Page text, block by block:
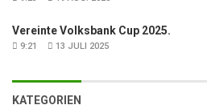
Vereinte Volksbank Cup 2025.
9:21 13 JULI 2025
KATEGORIEN